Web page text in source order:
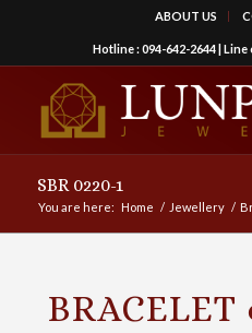
ABOUT US
Hotline :094-642-2644| Line
SBR 0220-1
You are here: Home / Jewellery /
BRACELET